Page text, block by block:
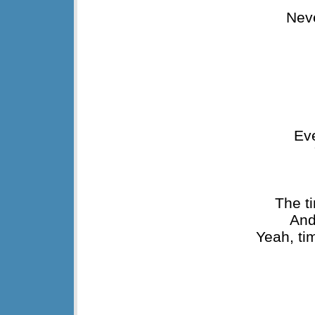
The
Yeah,